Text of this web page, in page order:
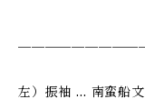
左）振袖 … 南蛮船文